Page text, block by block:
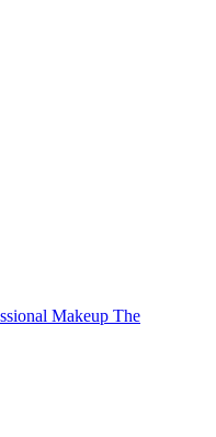
Makeup The